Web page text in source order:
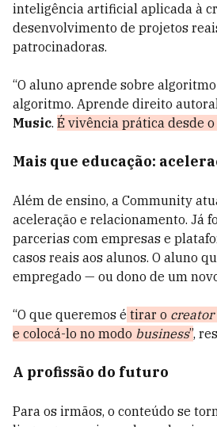
inteligência artificial aplicada à
desenvolvimento de projetos
patrocinadoras.
“O aluno aprende sobre
algoritmo. Aprende direito
Music. É vivência prática desde
Mais que educação:
Além de ensino, a Community
aceleração e relacionamento. Já
parcerias com empresas e
casos reais aos alunos. O aluno
empregado — ou dono de um
“O que queremos é tirar o creator
e colocá-lo no modo business”,
A profissão do futuro
Para os irmãos, o conteúdo se